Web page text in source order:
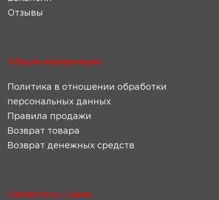
Отзывы
Общая информация
Политика в отношении обработки
персональных данных
Правила продажи
Возврат товара
Возврат денежных средств
Свяжитесь с нами